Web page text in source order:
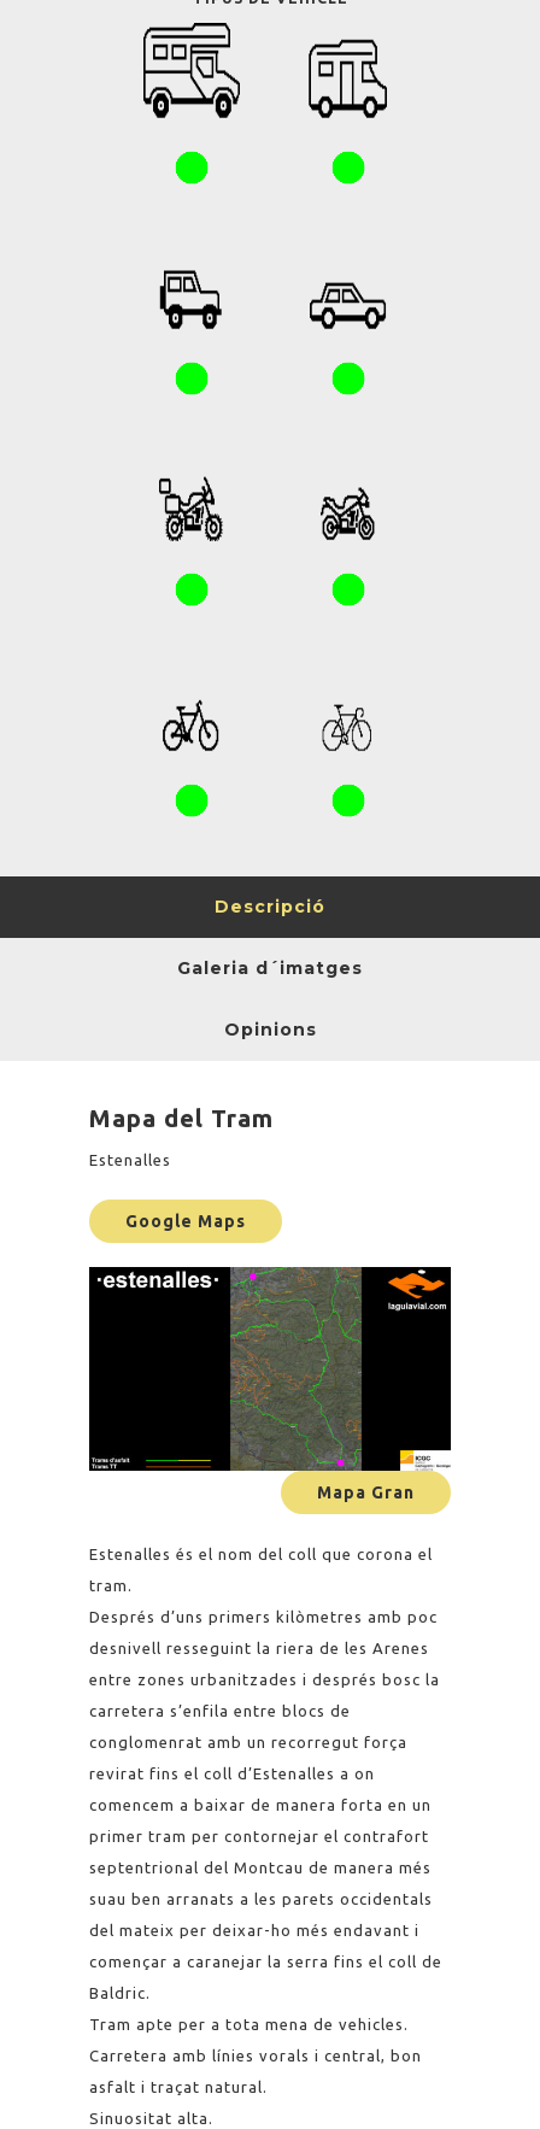
Descripció
Galeria d´imatges
Opinions
Mapa del Tram
Estenalles
Google Maps
Mapa Gran
Estenalles és el nom del coll que corona el
tram.
Després d’uns primers kilòmetres amb poc
desnivell resseguint la riera de les Arenes
entre zones urbanitzades i després bosc la
carretera s’enfila entre blocs de
conglomenrat amb un recorregut força
revirat fins el coll d’Estenalles a on
comencem a baixar de manera forta en un
primer tram per contornejar el contrafort
septentrional del Montcau de manera més
suau ben arranats a les parets occidentals
del mateix per deixar-ho més endavant i
començar a caranejar la serra fins el coll de
Baldric.
Tram apte per a tota mena de vehicles.
Carretera amb línies vorals i central, bon
asfalt i traçat natural.
Sinuositat alta.